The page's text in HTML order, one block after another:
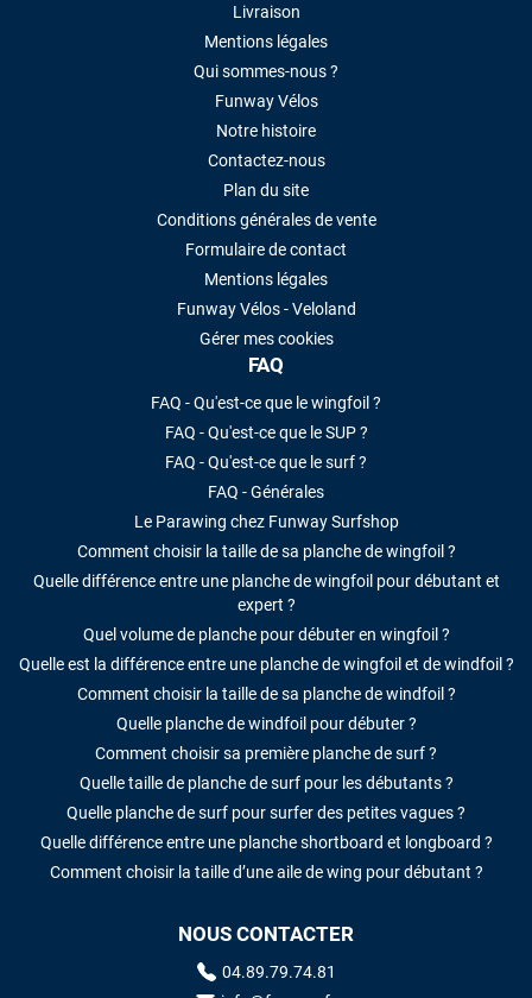
Livraison
Mentions légales
Qui sommes-nous ?
Funway Vélos
Notre histoire
Contactez-nous
Plan du site
Conditions générales de vente
Formulaire de contact
Mentions légales
Funway Vélos - Veloland
Gérer mes cookies
FAQ
FAQ - Qu'est-ce que le wingfoil ?
FAQ - Qu'est-ce que le SUP ?
FAQ - Qu'est-ce que le surf ?
FAQ - Générales
Le Parawing chez Funway Surfshop
Comment choisir la taille de sa planche de wingfoil ?
Quelle différence entre une planche de wingfoil pour débutant et
expert ?
Quel volume de planche pour débuter en wingfoil ?
Quelle est la différence entre une planche de wingfoil et de windfoil ?
Comment choisir la taille de sa planche de windfoil ?
Quelle planche de windfoil pour débuter ?
Comment choisir sa première planche de surf ?
Quelle taille de planche de surf pour les débutants ?
Quelle planche de surf pour surfer des petites vagues ?
Quelle différence entre une planche shortboard et longboard ?
Comment choisir la taille d’une aile de wing pour débutant ?
NOUS CONTACTER
04.89.79.74.81